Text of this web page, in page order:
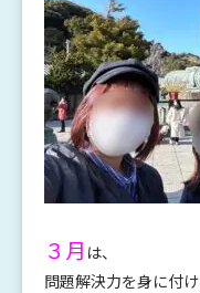
３月 は、
問題解決力を身に付